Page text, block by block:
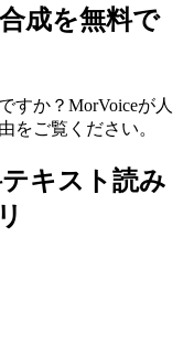
成を無料で
すか？MorVoiceが人
をご覧ください。
キスト読み